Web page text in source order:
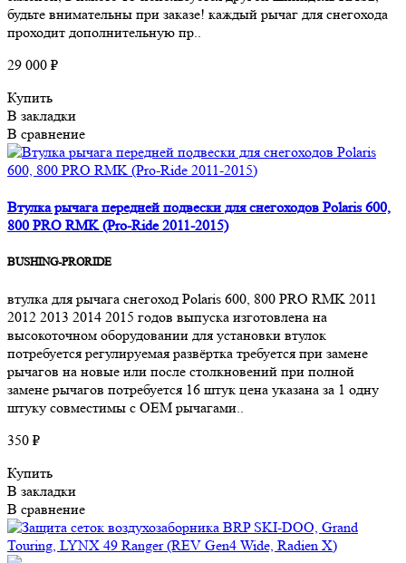
будьте внимательны при заказе! каждый рычаг для снегохода
проходит дополнительную пр..
29 000 ₽
Купить
В закладки
В сравнение
Втулка рычага передней подвески для снегоходов Polaris 600,
800 PRO RMK (Pro-Ride 2011-2015)
BUSHING-PRORIDE
втулка для рычага снегоход Polaris 600, 800 PRO RMK 2011
2012 2013 2014 2015 годов выпуска изготовлена на
высокоточном оборудовании для установки втулок
потребуется регулируемая развёртка требуется при замене
рычагов на новые или после столкновений при полной
замене рычагов потребуется 16 штук цена указана за 1 одну
штуку совместимы с OEM рычагами..
350 ₽
Купить
В закладки
В сравнение